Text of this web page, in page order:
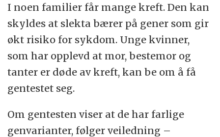
I noen familier får mange kreft. Den kan
skyldes at slekta bærer på gener som gir
økt risiko for sykdom. Unge kvinner,
som har opplevd at mor, bestemor og
tanter er døde av kreft, kan be om å få
gentestet seg.
Om gentesten viser at de har farlige
genvarianter, følger veiledning –